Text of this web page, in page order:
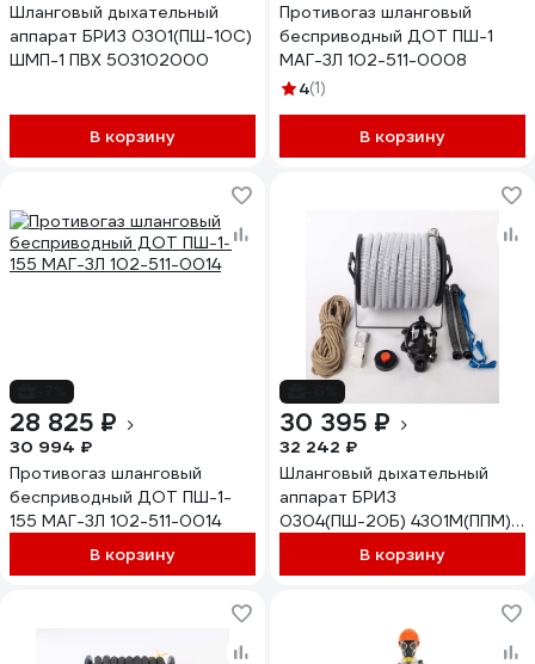
Шланговый дыхательный
аппарат БРИЗ 0301(ПШ-10С)
ШМП-1 ПВХ 503102000
В корзину
Противогаз шланговый
бесприводный ДОТ ПШ-1
МАГ-3Л 102-511-0008
4(1)
В корзину
28 825 ₽
30 994 ₽
Противогаз шланговый
бесприводный ДОТ ПШ-1-
155 МАГ-3Л 102-511-0014
В корзину
30 395 ₽
32 242 ₽
Шланговый дыхательный
аппарат БРИЗ
0304(ПШ-20Б) 4301М(ППМ)"
ПВХ 503131010В корзину